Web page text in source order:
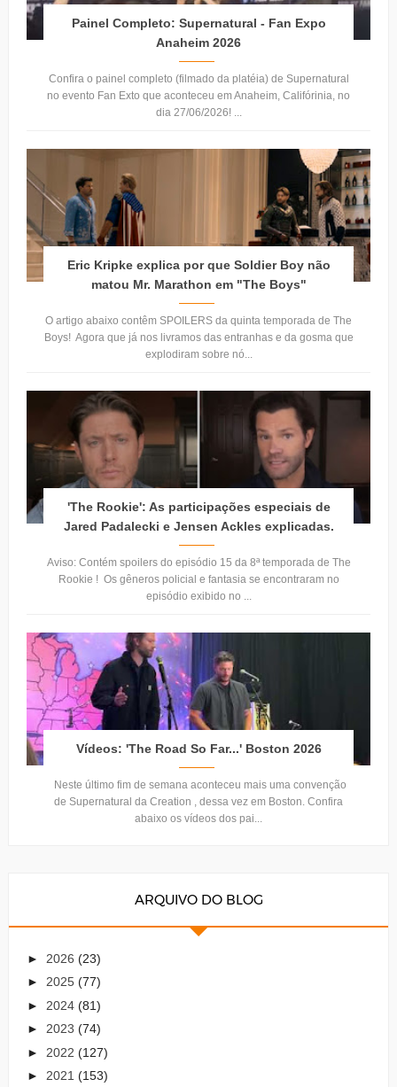
Painel Completo: Supernatural - Fan Expo
Anaheim 2026
Confira o painel completo (filmado da platéia) de Supernatural
no evento Fan Exto que aconteceu em Anaheim, Califórinia, no
dia 27/06/2026! ...
Eric Kripke explica por que Soldier Boy não
matou Mr. Marathon em "The Boys"
O artigo abaixo contêm SPOILERS da quinta temporada de The
Boys! Agora que já nos livramos das entranhas e da gosma que
explodiram sobre nó...
'The Rookie': As participações especiais de
Jared Padalecki e Jensen Ackles explicadas.
Aviso: Contém spoilers do episódio 15 da 8ª temporada de The
Rookie ! Os gêneros policial e fantasia se encontraram no
episódio exibido no ...
Vídeos: 'The Road So Far...' Boston 2026
Neste último fim de semana aconteceu mais uma convenção
de Supernatural da Creation , dessa vez em Boston. Confira
abaixo os vídeos dos pai...
ARQUIVO DO BLOG
► 2026 (23)
► 2025 (77)
► 2024 (81)
► 2023 (74)
► 2022 (127)
► 2021 (153)